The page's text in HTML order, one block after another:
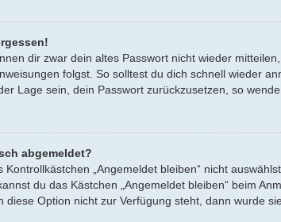
dir zwar dein altes Passwort nicht wieder
folgst. So solltest du dich schnell wieder
Lage sein, dein Passwort zurückzusetzen, so
abgemeldet?
Kontrollkästchen „Angemeldet bleiben“ nicht
du das Kästchen „Angemeldet bleiben“ beim
diese Option nicht zur Verfügung steht, dann wurde